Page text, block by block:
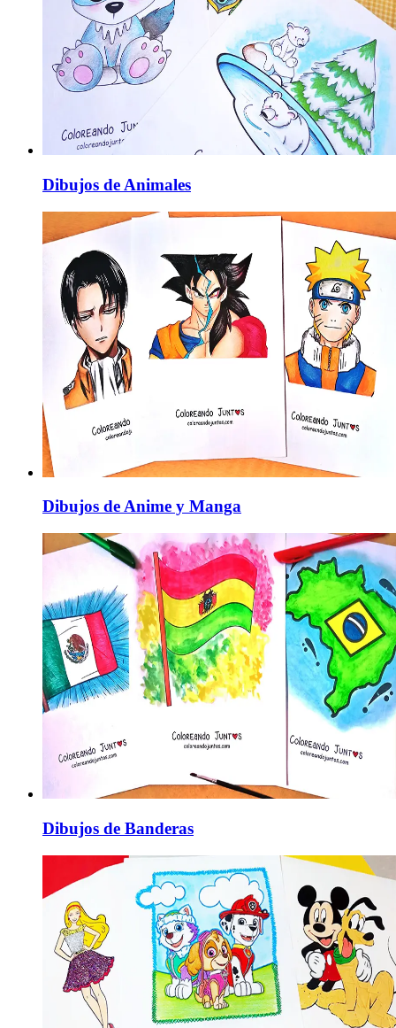
Dibujos de Animales
Dibujos de Anime y Manga
Dibujos de Banderas